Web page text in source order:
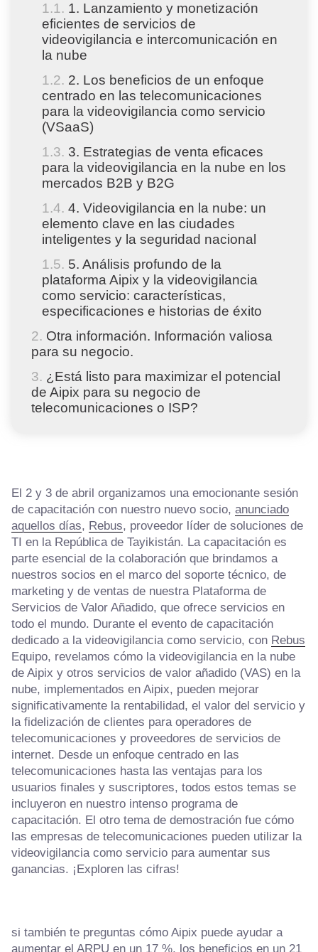
1. Lanzamiento y monetización
eficientes de servicios de
videovigilancia e intercomunicación en
la nube
2. Los beneficios de un enfoque
centrado en las telecomunicaciones
para la videovigilancia como servicio
(VSaaS)
3. Estrategias de venta eficaces
para la videovigilancia en la nube en los
mercados B2B y B2G
4. Videovigilancia en la nube: un
elemento clave en las ciudades
inteligentes y la seguridad nacional
5. Análisis profundo de la
plataforma Aipix y la videovigilancia
como servicio: características,
especificaciones e historias de éxito
Otra información. Información valiosa
para su negocio.
¿Está listo para maximizar el potencial
de Aipix para su negocio de
telecomunicaciones o ISP?
El 2 y 3 de abril organizamos una emocionante sesión
de capacitación con nuestro nuevo socio, anunciado
aquellos días, Rebus, proveedor líder de soluciones de
TI en la República de Tayikistán. La capacitación es
parte esencial de la colaboración que brindamos a
nuestros socios en el marco del soporte técnico, de
marketing y de ventas de nuestra Plataforma de
Servicios de Valor Añadido, que ofrece servicios en
todo el mundo. Durante el evento de capacitación
dedicado a la videovigilancia como servicio, con Rebus
Equipo, revelamos cómo la videovigilancia en la nube
de Aipix y otros servicios de valor añadido (VAS) en la
nube, implementados en Aipix, pueden mejorar
significativamente la rentabilidad, el valor del servicio y
la fidelización de clientes para operadores de
telecomunicaciones y proveedores de servicios de
internet. Desde un enfoque centrado en las
telecomunicaciones hasta las ventajas para los
usuarios finales y suscriptores, todos estos temas se
incluyeron en nuestro intenso programa de
capacitación. El otro tema de demostración fue cómo
las empresas de telecomunicaciones pueden utilizar la
videovigilancia como servicio para aumentar sus
ganancias. ¡Exploren las cifras!
si también te preguntas cómo Aipix puede ayudar a
aumentar el ARPU en un 17 %, los beneficios en un 21